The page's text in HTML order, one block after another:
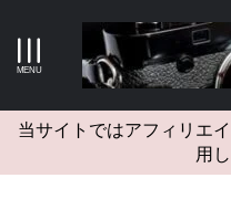
キーワードで検索する
カテゴリー
当サイトではアフィリエ
用